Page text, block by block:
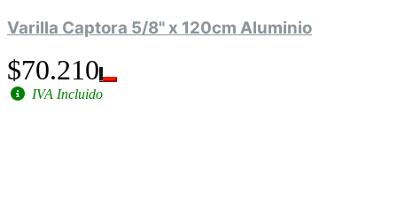
Varilla Captora 5/8" x 120cm Aluminio
$70.210
IVA Incluido